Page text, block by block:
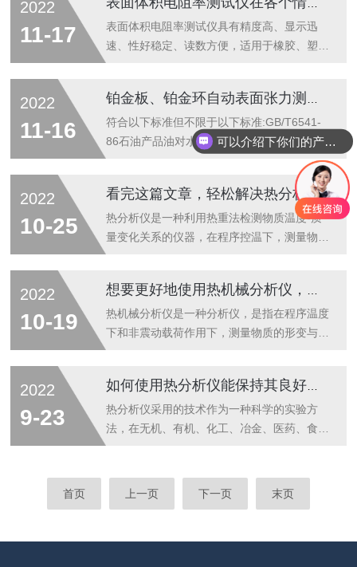
围：5-3000HV...
色谱的任何部件及操作条件。热机械分析仪在
使用一段时间后需要进行保养，以保证其后期
工作的正常进行，并延长其使用寿命：1、操
换；3、电气设备应定期维护；4、电控部分
的原器件、电源、传感器、触摸屏等要做好绝
缘、防鼠、控温。减少因氧化、老化、漏电、
2022
11-17
表面体积电阻率测试仪具有精度高、显示迅
速、性好稳定、读数方便，适用于橡胶、塑
仪器除能测电阻外，还能直接测量微弱电流。
表面体积电阻率测试仪的典型应用：1、测量
绝缘材料电阻、体积电阻、表面电阻(率)2、
测量防静电材料的电阻及电阻率3、测量计算
机房用活动地板的系统电阻值4、测量防静电
鞋、导电鞋的电阻值5、光电二极管暗电流测
量6、物理,光学和材料研究表面体积电阻率测
试仪的标准配置：1、测试仪器：1台2、....
2022
11-16
符合以下标准但不限于以下标准:GB/T6541-
86石油产品油对水界面张力测定法ISO1409-
1995塑料、橡胶、聚合物分散体和乳胶表面
张力的测定GB/T22237-2008表面活性剂表面
张力的测定SH/T1156-95合成乳胶表面张力测
定法ISO6295-1983石油产品、矿物油、油对
水界面张力的测定JB/T18396-2001天然乳胶
的电磁力平衡力传感器，具有高精度、高重复
性特性...
2022
10-25
看完这篇文章，轻松解决热分析仪的常见故障
热分析仪是一种利用热重法检测物质温度-质
量变化关系的仪器，在程序控温下，测量物质
分构成。热重法所测定的性质包括腐蚀、高温
分解、吸附/解吸附、溶剂的损耗、氧化/还原
反应、水合/脱水、分解、黑烟末等。热分析
样品坩埚反扣在支架上二、TG曲线异常波动
在TG的日常测试过程中TG曲线会偶尔出现锯
齿峰主要由以下几个因素造成(...
2022
10-19
热机械分析仪是一种分析仪，是指在程序温度
下和非震动载荷作用下，测量物质的形变与温
仪的操作要点：1、不要使热重分析仪收到振
动，以免损伤天平精密元件；2、不要在样托
盘和天平梁上施加过大的力。3、在热机械分
范围。4、定期更换循环水水箱中的冷却水，
械...
2022
9-23
热分析仪采用的技术作为一种科学的实验方
法，在无机、有机、化工、冶金、医药、食
在受热或冷却时产生的物理和化学的变迁速率
用者要做好热分析仪的同步清洁工作，设备在
首页 上一页 下一页 末页
可以介绍下你们的产品么？